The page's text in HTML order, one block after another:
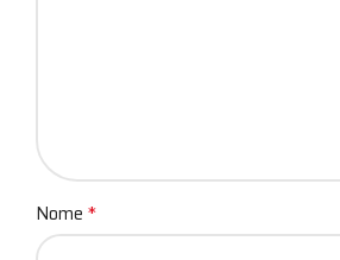
Nome *